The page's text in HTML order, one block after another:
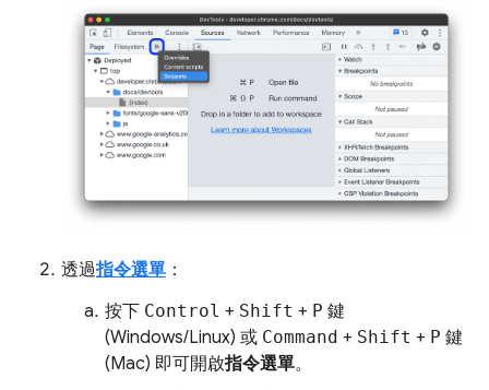
透過指令選單 ：
按下 Control + Shift + P 鍵
(Windows/Linux) 或 Command + Shift + P 鍵
(Mac) 即可開啟指令選單。